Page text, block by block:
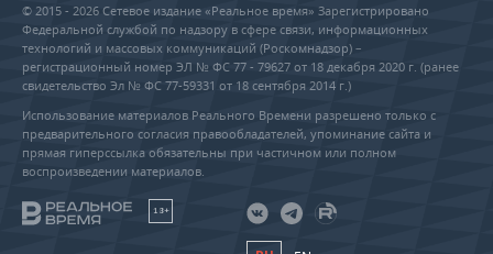
© 2015 - 2026 Сетевое издание «Реальное время» Зарегистрировано
Федеральной службой по надзору в сфере связи, информационных
технологий и массовых коммуникаций (Роскомнадзор) –
регистрационный номер ЭЛ № ФС 77 - 79627 от 18 декабря 2020 г. (ранее
свидетельство Эл № ФС 77-59331 от 18 сентября 2014 г.)
Использование материалов Реального Времени разрешено только с
предварительного согласия правообладателей, упоминание сайта и
прямая гиперссылка обязательны при частичном или полном
воспроизведении материалов.
18+